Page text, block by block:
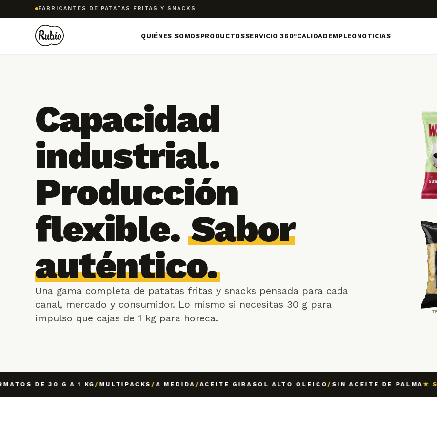
FABRICANTES DE PATATAS FRITAS Y SNACKS
QUIÉNES SOMOSPRODUCTOSSERVICIO 360ºCALIDAD EMPLEONOTICIAS
Capacidad
industrial.
Producción
flexible. Sabor
auténtico.
Una gama completa de patatas fritas y snacks pensada para cada
canal, mercado y consumidor. Lo mismo si necesitas 30 g para
impulso que cajas de 1 kg para horeca.
DE 30 G A 1 KG/ MULTIPACKS/ A MEDIDA/ACEITE GIRASOL ALTO OLEICO/ SIN ACEITE DE PALMA★ SIN